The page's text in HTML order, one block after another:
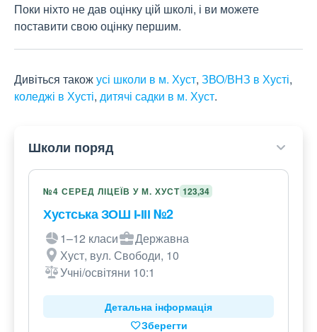
Поки ніхто не дав оцінку цій школі, і ви можете
поставити свою оцінку першим.
Дивіться такожусі школи в м. Хуст, ЗВО/ВНЗ в Хусті,
коледжі в Хусті, дитячі садки в м. Хуст.
Школи поряд
№4 СЕРЕД ЛІЦЕЇВ У М. ХУСТ 123,34
Хустська ЗОШ І-ІІІ №2
1–12 класи
Державна
Хуст, вул. Свободи, 10
Учні/освітяни 10:1
Детальна інформація
Зберегти